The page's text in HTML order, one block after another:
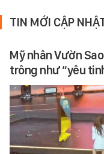
TIN MỚI CẬP
Mỹ nhân Vườn
trông như “yêu